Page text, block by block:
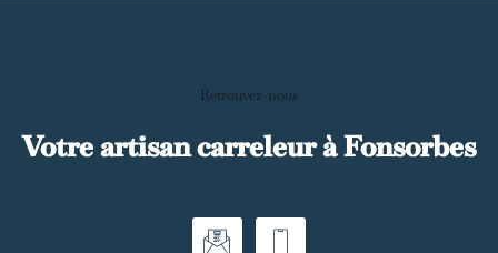
Retrouvez-nous
Votre artisan carreleur à Fonsorbes